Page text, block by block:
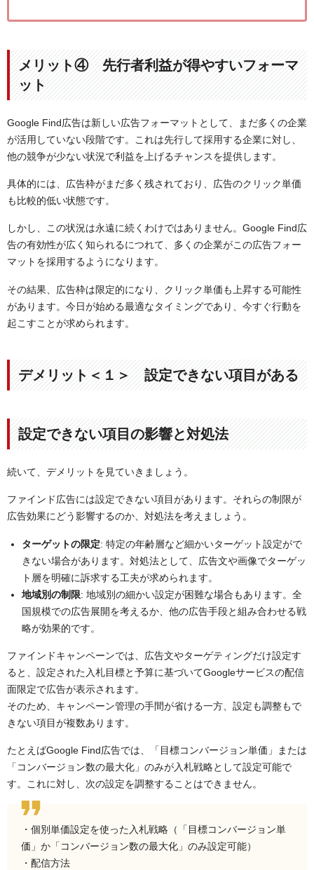
メリット④ 先行者利益が得やすいフォーマ
ット
Google Find広告は新しい広告フォーマットとして、まだ多くの企業
が活用していない段階です。これは先行して採用する企業に対し、
他の競争が少ない状況で利益を上げるチャンスを提供します。
具体的には、広告枠がまだ多く残されており、広告のクリック単価
も比較的低い状態です。
しかし、この状況は永遠に続くわけではありません。Google Find広
告の有効性が広く知られるにつれて、多くの企業がこの広告フォー
マットを採用するようになります。
その結果、広告枠は限定的になり、クリック単価も上昇する可能性
があります。今日が始める最適なタイミングであり、今すぐ行動を
起こすことが求められます。
デメリット＜１＞ 設定できない項目がある
設定できない項目の影響と対処法
続いて、デメリットを見ていきましょう。
ファインド広告には設定できない項目があります。それらの制限が
広告効果にどう影響するのか、対処法を考えましょう。
ターゲットの限定: 特定の年齢層など細かいターゲット設定がで
きない場合があります。対処法として、広告文や画像でターゲッ
ト層を明確に訴求する工夫が求められます。
地域別の制限: 地域別の細かい設定が困難な場合もあります。全
国規模での広告展開を考えるか、他の広告手段と組み合わせる戦
略が効果的です。
ファインドキャンペーンでは、広告文やターゲティングだけ設定す
ると、設定された入札目標と予算に基づいてGoogleサービスの配信
面限定で広告が表示されます。
そのため、キャンペーン管理の手間が省ける一方、設定も調整もで
きない項目が複数あります。
たとえばGoogle Find広告では、「目標コンバージョン単価」または
「コンバージョン数の最大化」のみが入札戦略として設定可能で
す。これに対し、次の設定を調整することはできません。
・個別単価設定を使った入札戦略（「目標コンバージョン単
価」か「コンバージョン数の最大化」のみ設定可能）
・配信方法